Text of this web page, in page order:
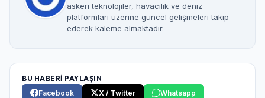
askeri teknolojiler, havacılık ve deniz
platformları üzerine güncel gelişmeleri takip
ederek kaleme almaktadır.
BU HABERİ PAYLAŞIN
Facebook
X / Twitter Whatsapp